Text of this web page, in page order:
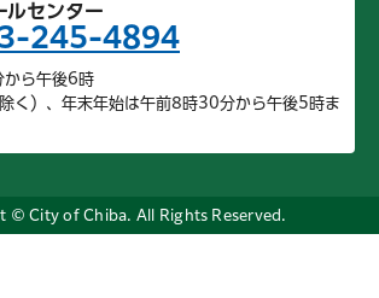
ルセンター
245-4894
ら午後6時
く）、年末年始は午前8時30分から午後5時ま
© City of Chiba. All Rights Reserved.